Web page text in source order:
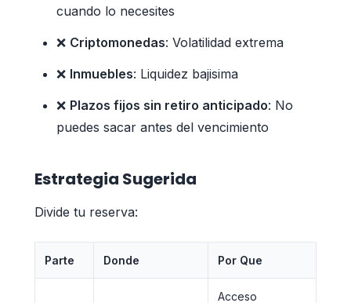
cuando lo necesites
❌ Criptomonedas: Volatilidad extrema
❌ Inmuebles: Liquidez bajisima
❌ Plazos fijos sin retiro anticipado: No
puedes sacar antes del vencimiento
Estrategia Sugerida
Divide tu reserva:
Parte Donde Por Que
Acceso